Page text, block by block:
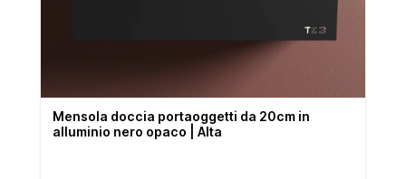
Mensola doccia portaoggetti da 20cm in
alluminio nero opaco | Alta